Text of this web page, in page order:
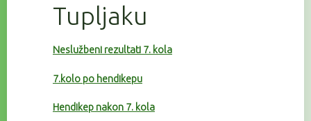
Tupljaku
Neslužbeni rezultati 7. kola
7.kolo po hendikepu
Hendikep nakon 7. kola